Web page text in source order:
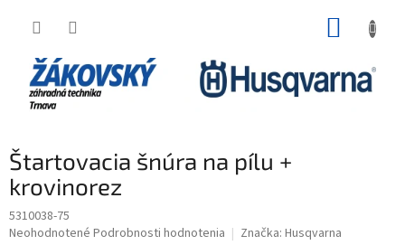
Štartovacia šnúra na pílu +
krovinorez
5310038-75
Priemerné hodnotenie produktu je 0,0 z 5 hviezdičiek.
Neohodnotené Podrobnosti hodnotenia Značka: Husqvarna